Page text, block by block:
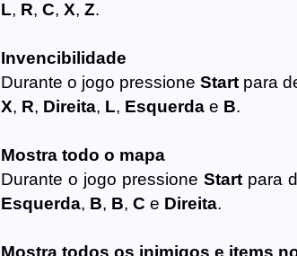
L, R, C, X, Z.
Invencibilidade
Durante o jogo pressione Start para
X, R, Direita, L, Esquerda e B.
Mostra todo o mapa
Durante o jogo pressione Startpara
Esquerda, B, B, C e Direita.
Mostra todos os inimigos e items